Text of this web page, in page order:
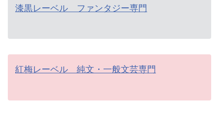
漆黒レーベル ファンタジー専門
紅梅レーベル 純文・一般文芸専門